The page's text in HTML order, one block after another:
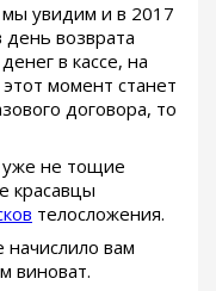
мы увидим и в 2017
возврата
в кассе, на
момент станет
договора, то
уже не тощие
красавцы
телосложения.
вам
виноват.